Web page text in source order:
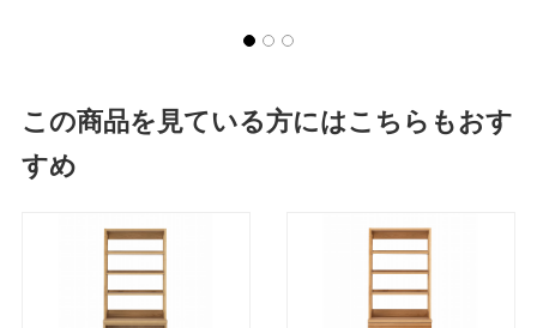
この商品を見ている方にはこちらもおす
すめ